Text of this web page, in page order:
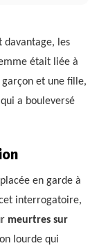
davantage, les
était liée à
garçon et une fille,
a bouleversé
en garde à
interrogatoire,
meurtres sur
lourde qui